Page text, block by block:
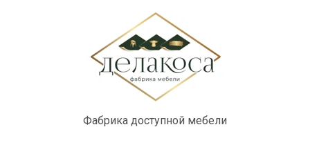
Фабрика доступной мебели